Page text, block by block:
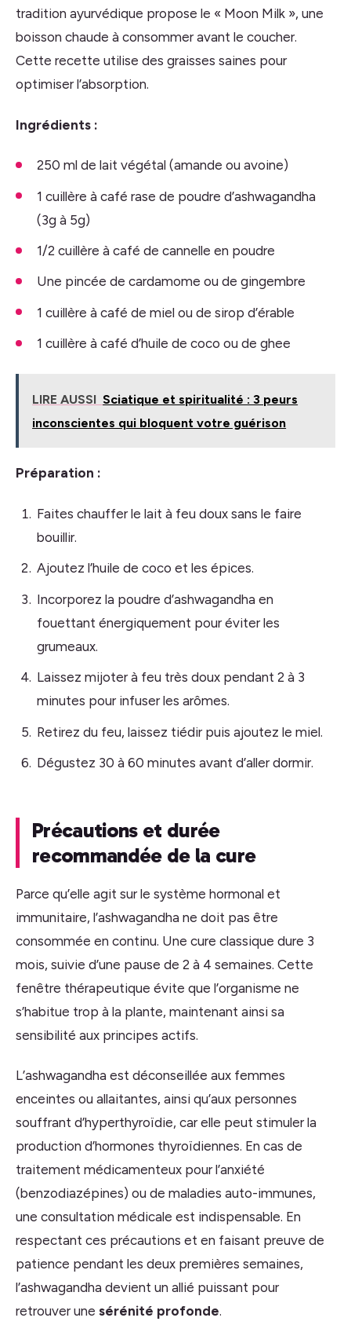
tradition ayurvédique propose le « Moon Milk », une
boisson chaude à consommer avant le coucher.
Cette recette utilise des graisses saines pour
optimiser l’absorption.
Ingrédients :
250 ml de lait végétal (amande ou avoine)
1 cuillère à café rase de poudre d’ashwagandha
(3g à 5g)
1/2 cuillère à café de cannelle en poudre
Une pincée de cardamome ou de gingembre
1 cuillère à café de miel ou de sirop d’érable
1 cuillère à café d’huile de coco ou de ghee
LIRE AUSSI Sciatique et spiritualité : 3 peurs
inconscientes qui bloquent votre guérison
Préparation :
Faites chauffer le lait à feu doux sans le faire
bouillir.
Ajoutez l’huile de coco et les épices.
Incorporez la poudre d’ashwagandha en
fouettant énergiquement pour éviter les
grumeaux.
Laissez mijoter à feu très doux pendant 2 à 3
minutes pour infuser les arômes.
Retirez du feu, laissez tiédir puis ajoutez le miel.
Dégustez 30 à 60 minutes avant d’aller dormir.
Précautions et durée
recommandée de la cure
Parce qu’elle agit sur le système hormonal et
immunitaire, l’ashwagandha ne doit pas être
consommée en continu. Une cure classique dure 3
mois, suivie d’une pause de 2 à 4 semaines. Cette
fenêtre thérapeutique évite que l’organisme ne
s’habitue trop à la plante, maintenant ainsi sa
sensibilité aux principes actifs.
L’ashwagandha est déconseillée aux femmes
enceintes ou allaitantes, ainsi qu’aux personnes
souffrant d’hyperthyroïdie, car elle peut stimuler la
production d’hormones thyroïdiennes. En cas de
traitement médicamenteux pour l’anxiété
(benzodiazépines) ou de maladies auto-immunes,
une consultation médicale est indispensable. En
respectant ces précautions et en faisant preuve de
patience pendant les deux premières semaines,
l’ashwagandha devient un allié puissant pour
retrouver une sérénité profonde.